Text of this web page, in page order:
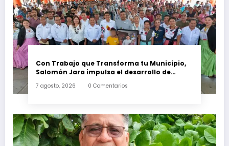
Con Trabajo que Transforma tu Municipio,
Salomón Jara impulsa el desarrollo de
7 agosto, 2026 0 Comentarios